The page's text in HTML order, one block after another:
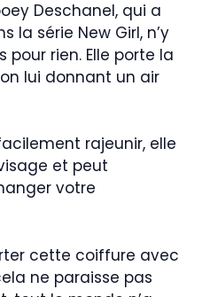
Deschanel, qui a
la série New Girl, n’y
rien. Elle porte la
lui donnant un air
rajeunir, elle
et peut
votre
cette coiffure avec
ne paraisse pas